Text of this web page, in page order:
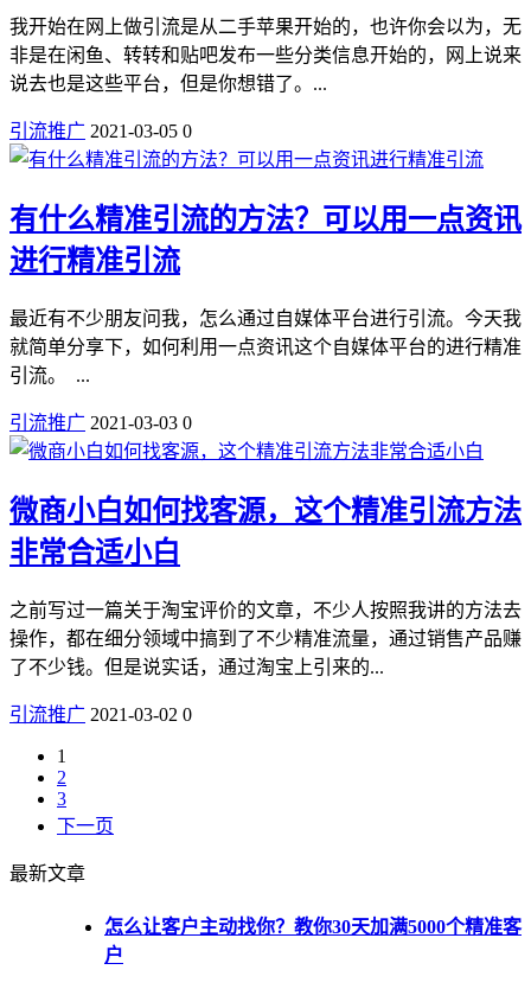
我开始在网上做引流是从二手苹果开始的，也许你会以为，无
非是在闲鱼、转转和贴吧发布一些分类信息开始的，网上说来
说去也是这些平台，但是你想错了。...
引流推广 2021-03-05 0
有什么精准引流的方法？可以用一点资讯
进行精准引流
最近有不少朋友问我，怎么通过自媒体平台进行引流。今天我
就简单分享下，如何利用一点资讯这个自媒体平台的进行精准
引流。 ...
引流推广 2021-03-03 0
微商小白如何找客源，这个精准引流方法
非常合适小白
之前写过一篇关于淘宝评价的文章，不少人按照我讲的方法去
操作，都在细分领域中搞到了不少精准流量，通过销售产品赚
了不少钱。但是说实话，通过淘宝上引来的...
引流推广 2021-03-02 0
1
2
3
下一页
最新文章
怎么让客户主动找你？教你30天加满5000个精准客
户